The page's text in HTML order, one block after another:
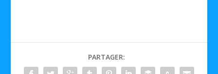
PARTAGER: